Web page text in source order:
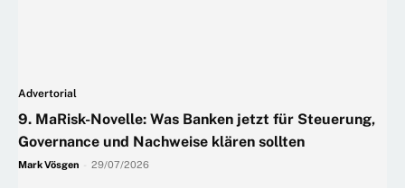
Advertorial
9. MaRisk-Novelle: Was Banken jetzt für Steuerung,
Governance und Nachweise klären sollten
Mark Vösgen 29/07/2026